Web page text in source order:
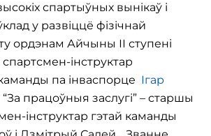
спартыўных вынікаў і
у развіццё фізічнай
ордэнам Айчыны ІІ ступені
інструктар
па інваспорце Ігар
працоўныя заслугі” – старшы
інструктар гэтай каманды